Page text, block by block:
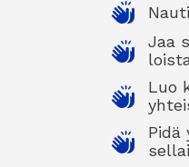
Jaa
Luo
Pidä